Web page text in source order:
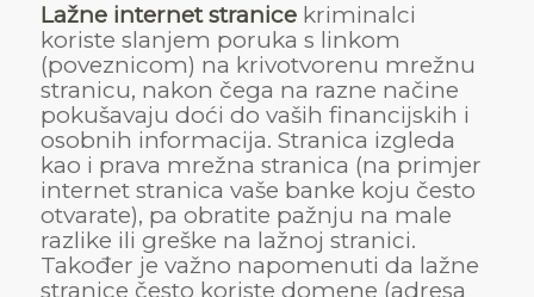
Lažne internet stranicekriminalci
koriste slanjem poruka s linkom
(poveznicom) na krivotvorenu mrežnu
stranicu, nakon čega na razne načine
pokušavaju doći do vaših financijskih i
osobnih informacija. Stranica izgleda
kao i prava mrežna stranica (na primjer
internet stranica vaše banke koju često
otvarate), pa obratite pažnju na male
razlike ili greške na lažnoj stranici.
Također je važno napomenuti da lažne
stranice često koriste domene (adresa